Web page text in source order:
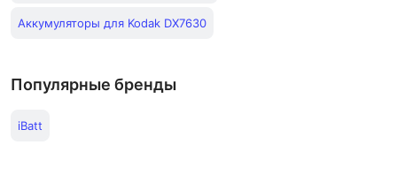
Аккумуляторы для Kodak DX7630
Популярные бренды
iBatt